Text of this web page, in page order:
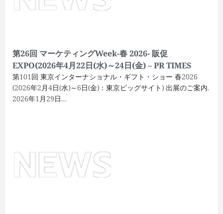
第26回 マーケティングWeek-春 2026- 販促
EXPO(2026年4月22日(水)～24日(金) – PR TIMES
第101回 東京インターナショナル・ギフト・ショー 春2026
(2026年2月4日(水)～6日(金)：東京ビッグサイト) 出展のご案内.
2026年1月29日…